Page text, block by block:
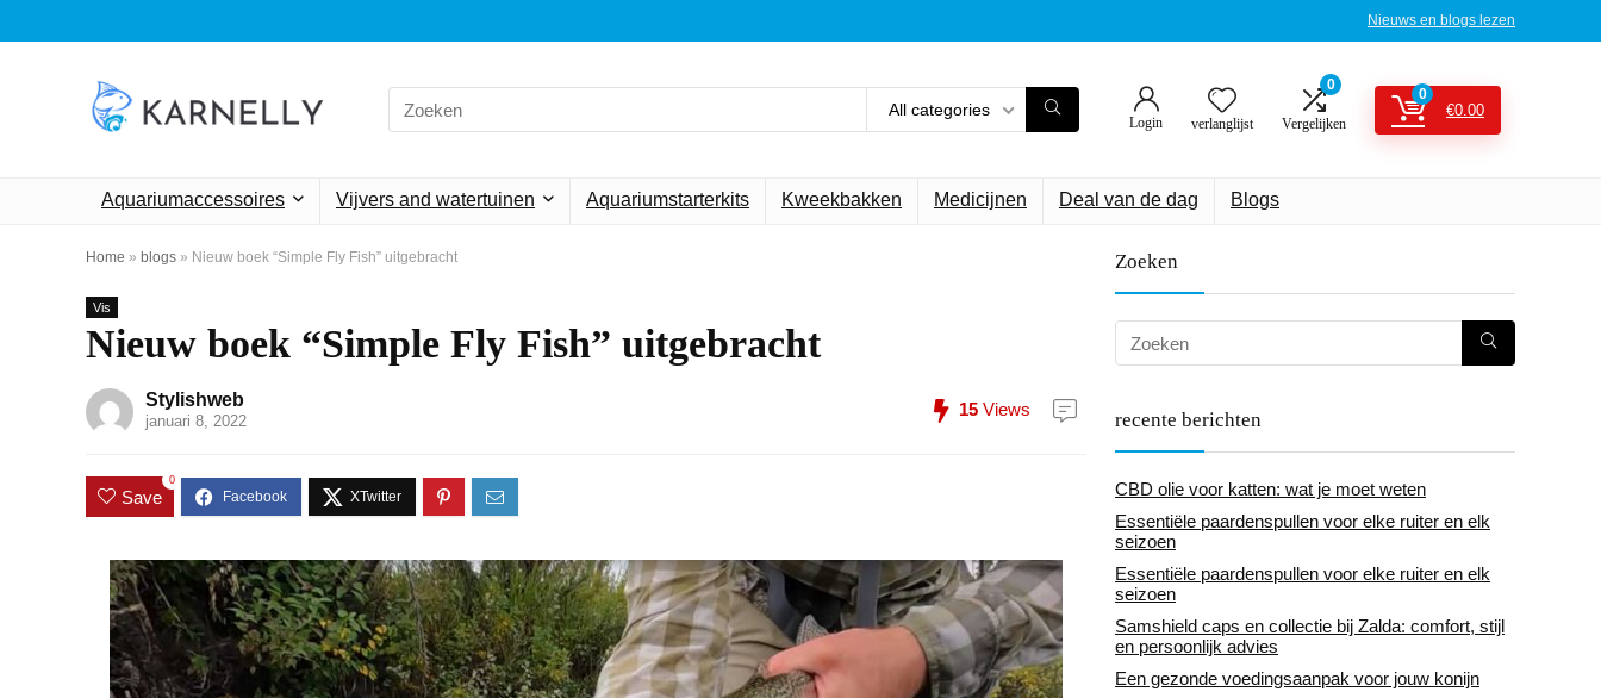
Nieuws en blogs lezen
Search
for:
All categories
Login verlanglijst
0
Vergelijken
0
€0.00
Aquariumaccessoires Vijvers and watertuinen Aquariumstarterkits Kweekbakken Medicijnen Deal van de dag Blogs
Home » blogs » Nieuw boek “Simple Fly Fish” uitgebracht
Vis
Nieuw boek “Simple Fly Fish” uitgebracht
Stylishweb
januari 8, 2022
15 Views
Save
0
Zoeken
recente berichten
CBD olie voor katten: wat je moet weten
Essentiële paardenspullen voor elke ruiter en elk
seizoen
Essentiële paardenspullen voor elke ruiter en elk
seizoen
Samshield caps en collectie bij Zalda: comfort, stijl
en persoonlijk advies
Een gezonde voedingsaanpak voor jouw konijn